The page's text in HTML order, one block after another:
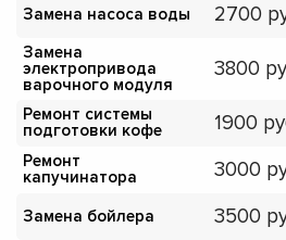
Замена насоса воды 2700
Замена
электропривода
варочного модуля
3800
Ремонт системы
подготовки кофе
1900
Ремонт
капучинатора
3000
Замена бойлера 3500